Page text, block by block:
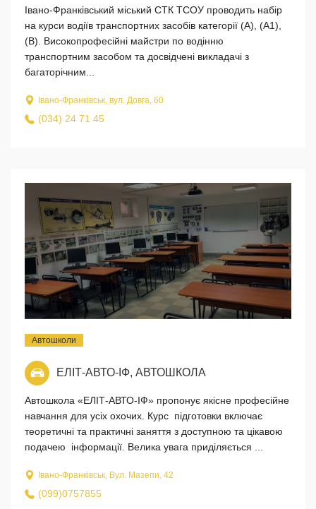
Івано-Франківський міський СТК ТСОУ проводить набір
на курси водіїв транспортних засобів категорії (А), (А1),
(В). Високопрофесійні майстри по водінню
транспортним засобом та досвідчені викладачі з
багаторічним...
Івано-Франківськ, вул. Довга, 60
(034) 24 71 45
Автошколи
ЕЛІТ-АВТО-ІФ, АВТОШКОЛА
Автошкола «ЕЛІТ-АВТО-ІФ» пропонує якісне професійне
навчання для усіх охочих. Курс підготовки включає
теоретичні та практичні заняття з доступною та цікавою
подачею інформації. Велика увага приділяється ...
Івано-Франківськ, Вул. Мазепи, 42
(099)0757855